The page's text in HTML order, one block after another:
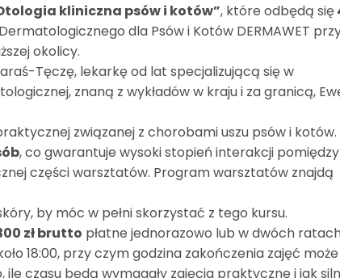
kliniczna psów i kotów”, które odbędą się
dla Psów i Kotów DERMAWET
okolicy.
Tęczę, lekarkę od lat specjalizującą się w
znaną z wykładów w kraju i za granicą,
związanej z chorobami uszu psów i kotów.
, co gwarantuje wysoki stopień interakcji pomiędzy
części warsztatów. Program warsztatów znajdą
by móc w pełni skorzystać z tego kursu.
zł brutto płatne jednorazowo lub w dwóch
18:00, przy czym godzina zakończenia zajęć może
czasu będą wymagały zajęcia praktyczne i jak